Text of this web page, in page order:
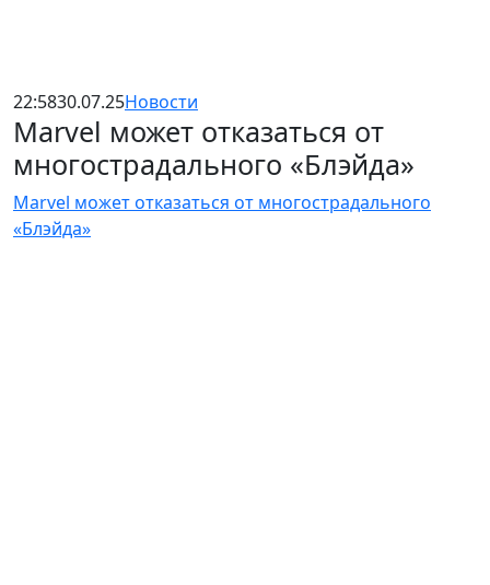
22:5830.07.25Новости
Marvel может отказаться от
многострадального «Блэйда»
Marvel может отказаться от многострадального
«Блэйда»